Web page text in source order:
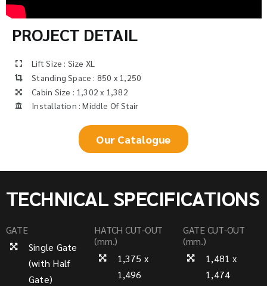
PROJECT DETAIL
Lift Size : Size XL
Standing Space : 850 x 1,250
Cabin Size : 1,302 x 1,382
Installation : Middle Of Stair
Our Catalogue
TECHNICAL SPECIFICATIONS
GATE
Single Gate
(with Half
Gate)
HATCH CUT-OUT
(mm.)
1,375 x
1,496
GATE CUT-OUT
(mm.)
1,481 x
1,474